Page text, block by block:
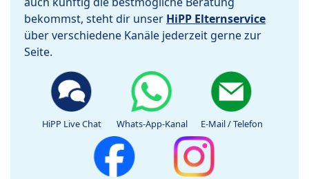
bekommst, steht dir unser HiPP Elternservice
über verschiedene Kanäle jederzeit gerne zur
Seite.
HiPP Live Chat Whats-App-Kanal E-Mail / Telefon